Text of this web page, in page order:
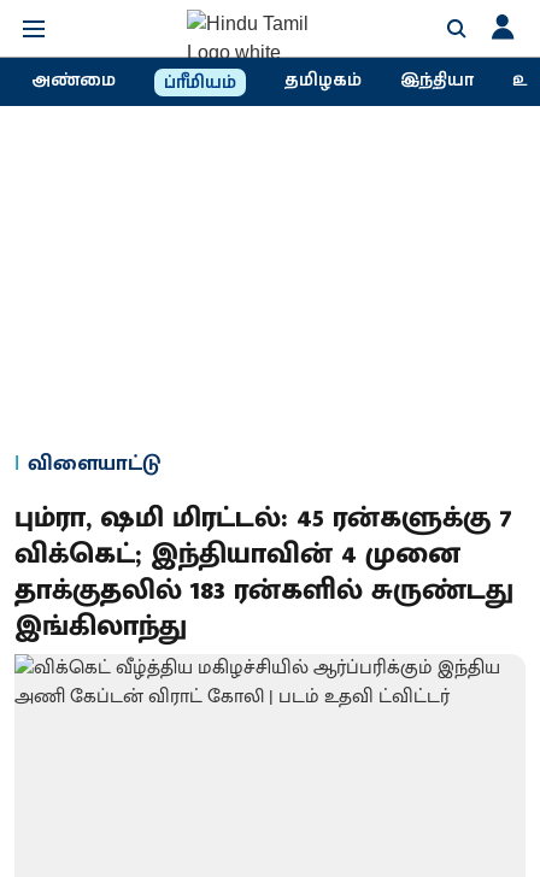
அண்மை ப்ரீமியம் தமிழகம் இந்தியா
விளையாட்டு
பும்ரா, ஷமி மிரட்டல்: 45 ரன்களுக்கு 7
விக்கெட்; இந்தியாவின் 4 முனை
தாக்குதலில் 183 ரன்களில் சுருண்டது
இங்கிலாந்து